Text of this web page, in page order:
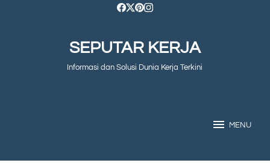
SEPUTAR KERJA
Informasi dan Solusi Dunia Kerja Terkini
MENU